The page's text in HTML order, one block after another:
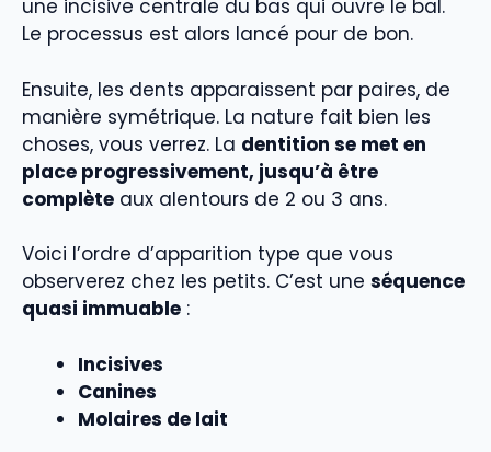
une incisive centrale du bas qui ouvre le bal.
Le processus est alors lancé pour de bon.
Ensuite, les dents apparaissent par paires, de
manière symétrique. La nature fait bien les
choses, vous verrez. La dentition se met en
place progressivement, jusqu’à être
complète aux alentours de 2 ou 3 ans.
Voici l’ordre d’apparition type que vous
observerez chez les petits. C’est une séquence
quasi immuable :
Incisives
Canines
Molaires de lait